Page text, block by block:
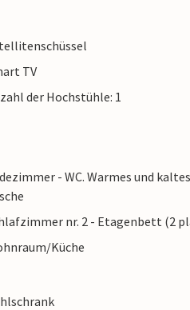
TV
der Hochstühle: 1
- WC. Warmes und
nr. 2 - Etagenbett (2
Küche